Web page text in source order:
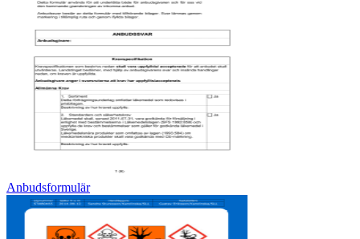
Anbudsformulär